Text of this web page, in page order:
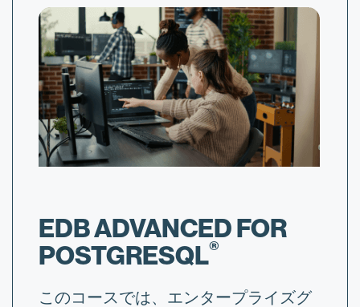
EDB ADVANCED FOR
POSTGRESQL®
このコースでは、エンタープライズグ